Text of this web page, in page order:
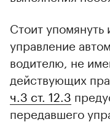
Стоит упомянуть
управление
водителю, не
действующих
ч.3 ст. 12.3
передавшего